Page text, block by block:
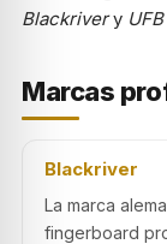
Blackrivery
Marcas
Blackriver
La marca
fingerboard